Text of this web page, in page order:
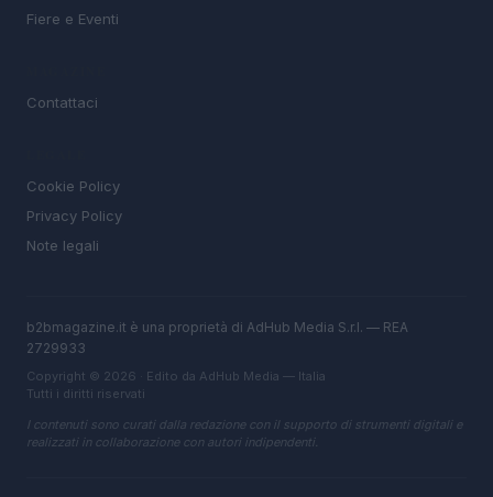
Fiere e Eventi
Contattaci
Cookie Policy
Privacy Policy
Note legali
b2bmagazine.it è una proprietà di AdHub Media S.r.l. — REA
2729933
Copyright © 2026 · Edito da AdHub Media — Italia
Tutti i diritti riservati
I contenuti sono curati dalla redazione con il supporto di strumenti digitali e
realizzati in collaborazione con autori indipendenti.